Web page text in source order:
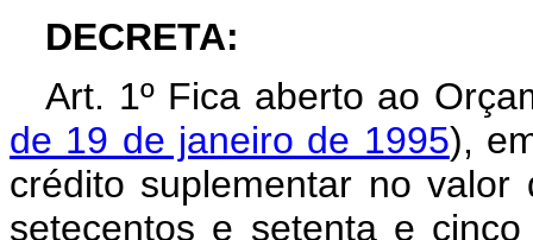
DECRETA:
Art. 1º Fica aberto ao
de 19 de janeiro de 1995),
crédito suplementar no valor
setecentos e setenta e